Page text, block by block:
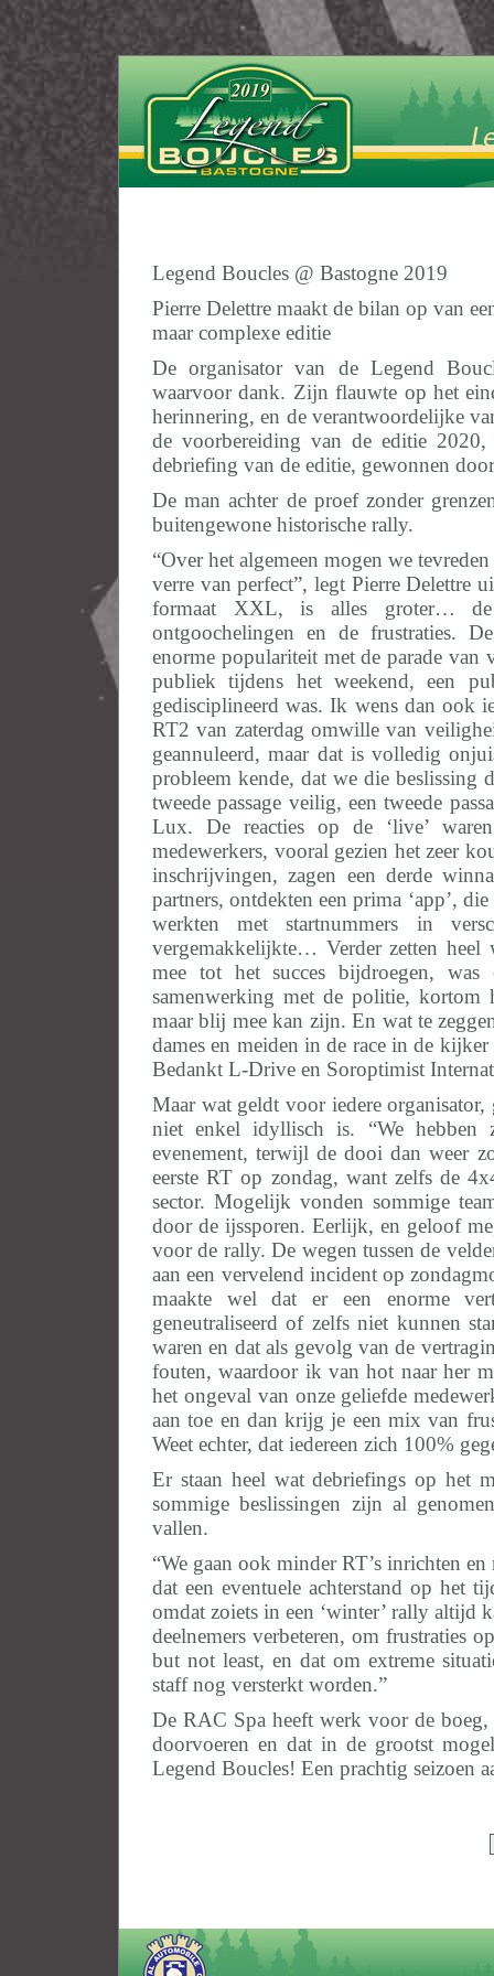
Legend Boucles @ Bastogne 2019
Pierre Delettre maakt de bilan op van
maar complexe editie
De organisator van de Legend
waarvoor dank. Zijn flauwte op het
herinnering, en de verantwoordelijke
de voorbereiding van de editie 2020,
debriefing van de editie, gewonnen
De man achter de proef zonder
buitengewone historische rally.
“Over het algemeen mogen we
verre van perfect”, legt Pierre Delettre
formaat XXL, is alles groter…
ontgoochelingen en de frustraties.
enorme populariteit met de parade
publiek tijdens het weekend, een
gedisciplineerd was. Ik wens dan ook
RT2 van zaterdag omwille van
geannuleerd, maar dat is volledig
probleem kende, dat we die beslissing
tweede passage veilig, een tweede
Lux. De reacties op de ‘live’
medewerkers, vooral gezien het zeer
inschrijvingen, zagen een derde
partners, ontdekten een prima ‘app’,
werkten met startnummers in
vergemakkelijkte… Verder zetten heel
mee tot het succes bijdroegen,
samenwerking met de politie, kortom
maar blij mee kan zijn. En wat te
dames en meiden in de race in de
Bedankt L-Drive en Soroptimist
Maar wat geldt voor iedere
niet enkel idyllisch is. “We hebben
evenement, terwijl de dooi dan weer
eerste RT op zondag, want zelfs de
sector. Mogelijk vonden sommige
door de ijssporen. Eerlijk, en geloof
voor de rally. De wegen tussen de
aan een vervelend incident op
maakte wel dat er een enorme
geneutraliseerd of zelfs niet kunnen
waren en dat als gevolg van de
fouten, waardoor ik van hot naar her
het ongeval van onze geliefde
aan toe en dan krijg je een mix van
Weet echter, dat iedereen zich 100%
Er staan heel wat debriefings op het
sommige beslissingen zijn al
vallen.
“We gaan ook minder RT’s inrichten
dat een eventuele achterstand op het
omdat zoiets in een ‘winter’ rally altijd
deelnemers verbeteren, om frustraties
but not least, en dat om extreme
staff nog versterkt worden.”
De RAC Spa heeft werk voor de
doorvoeren en dat in de grootst
Legend Boucles! Een prachtig